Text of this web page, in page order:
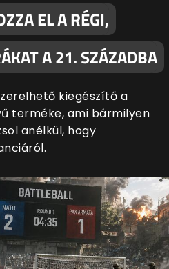
EL A RÉGI,
A 21. SZÁZADBA
kiegészítő a
terméke, ami bármilyen
anélkül, hogy